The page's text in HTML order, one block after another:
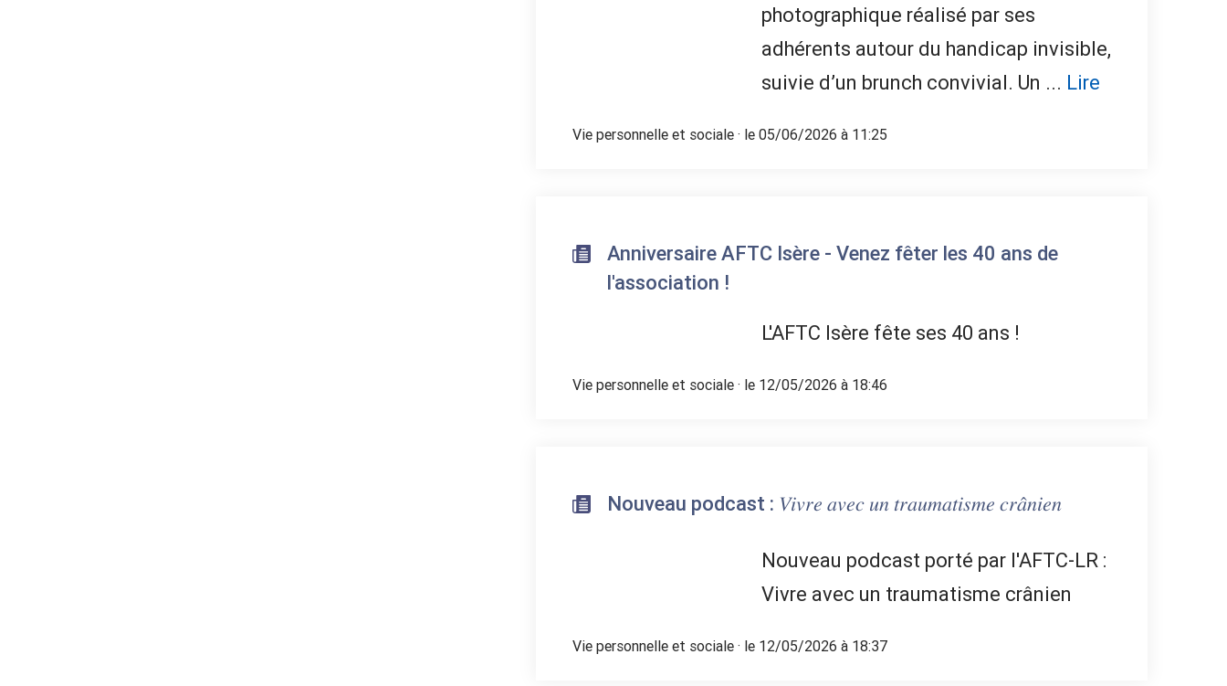
photographique réalisé par ses
adhérents autour du handicap invisible,
suivie d’un brunch convivial. Un ... Lire
Vie personnelle et sociale · le 05/06/2026 à 11:25
Anniversaire AFTC Isère - Venez fêter les 40 ans de
l'association !
L'AFTC Isère fête ses 40 ans !
Vie personnelle et sociale · le 12/05/2026 à 18:46
Nouveau podcast : 𝑉𝑖𝑣𝑟𝑒 𝑎𝑣𝑒𝑐 𝑢𝑛 𝑡𝑟𝑎𝑢𝑚𝑎𝑡𝑖𝑠𝑚𝑒 𝑐𝑟𝑎̂𝑛𝑖𝑒𝑛
Nouveau podcast porté par l'AFTC-LR :
Vivre avec un traumatisme crânien
Vie personnelle et sociale · le 12/05/2026 à 18:37